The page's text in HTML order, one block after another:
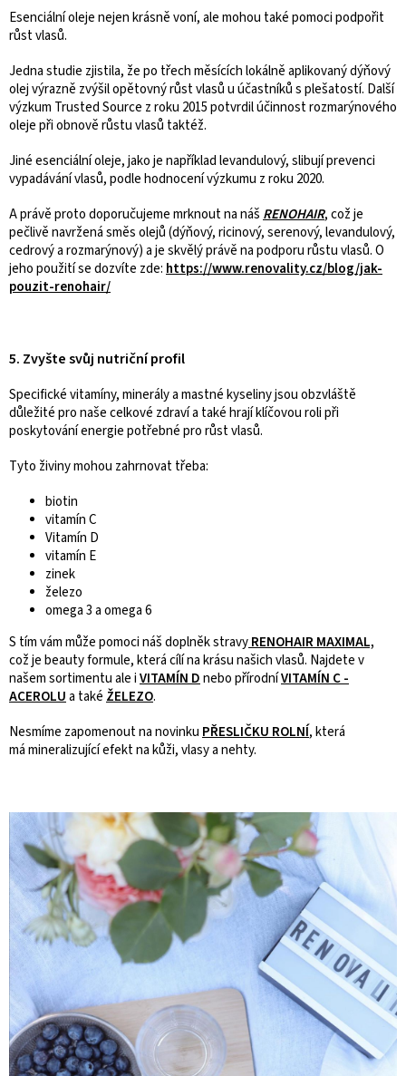
Esenciální oleje nejen krásně voní, ale mohou také pomoci podpořit
růst vlasů.
Jedna studie zjistila, že po třech měsících lokálně aplikovaný dýňový
olej výrazně zvýšil opětovný růst vlasů u účastníků s plešatostí. Další
výzkum Trusted Source z roku 2015 potvrdil účinnost rozmarýnového
oleje při obnově růstu vlasů taktéž.
Jiné esenciální oleje, jako je například levandulový, slibují prevenci
vypadávání vlasů, podle hodnocení výzkumu z roku 2020.
A právě proto doporučujeme mrknout na nášRENOHAIR, což je
pečlivě navržená směs olejů (dýňový, ricinový, serenový, levandulový,
cedrový a rozmarýnový) a je skvělý právě na podporu růstu vlasů. O
jeho použití se dozvíte zde:https://www.renovality.cz/blog/jak-
pouzit-renohair/
5. Zvyšte svůj nutriční profil
Specifické vitamíny, minerály a mastné kyseliny jsou obzvláště
důležité pro naše celkové zdraví a také hrají klíčovou roli při
poskytování energie potřebné pro růst vlasů.
Tyto živiny mohou zahrnovat třeba:
biotin
vitamín C
Vitamín D
vitamín E
zinek
železo
omega 3 a omega 6
S tím vám může pomoci náš doplněk stravyRENOHAIR MAXIMAL,
cožje beauty formule, která cílí na krásu našich vlasů. Najdete v
našem sortimentu ale iVITAMÍN Dnebo přírodníVITAMÍN C -
ACEROLUa takéŽELEZO.
Nesmíme zapomenout na novinkuPŘESLIČKU ROLNÍ, která
mámineralizující efekt na kůži, vlasy a nehty.